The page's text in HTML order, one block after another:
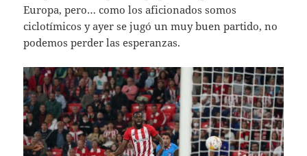
Europa, pero… como los aficionados somos
ciclotímicos y ayer se jugó un muy buen partido, no
podemos perder las esperanzas.